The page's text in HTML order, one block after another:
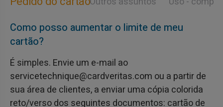
Como posso aumentar o limite de meu
cartão?
É simples. Envie um e-mail ao
servicetechnique@cardveritas.com ou a partir de
sua área de clientes, a enviar uma cópia colorida
reto/verso dos seguintes documentos: cartão de